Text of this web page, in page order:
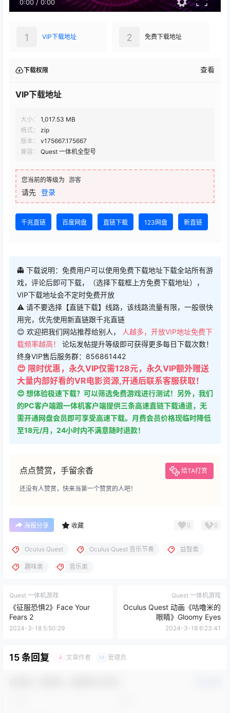
0:00 / 0:00
VIP下载地址
1 免费下载地址
2
下载权限 查看
VIP下载地址
大小：
1,017.53 MB
格式：
zip
版本：
v175667.175667
兼容：
Quest 一体机全型号
您当前的等级为 游客
请先 登录
千兆直链 百度网盘 直链下载 123网盘 新直链
👻 下载说明：免费用户可以使用免费下载地址下载全站所有游
戏，评论后即可下载，（选择下载框上方免费下载地址），
VIP下载地址会不定时免费开放
⚠ 请不要选择【直链下载】线路，该线路流量有限，一般很快
用完，优先使用新直链跟千兆直链
😊 欢迎把我们网站推荐给别人，
人越多，开放VIP地址免费下
载频率越高！ 论坛发帖提升等级即可获得更多每日下载次数！
终身VIP售后服务群：856861442
😍 限时优惠，永久VIP仅需128元，永久VIP额外赠送
大量内部好看的VR电影资源,开通后联系客服获取！
😍 想体验极速下载？可以筛选免费游戏进行测试！另外，我们
的PC客户端跟一体机客户端提供三条高速直链下载通道，无
需开通网盘会员即可享受高速下载。月费会员价格现临时降低
至18元/月，24小时内不满意随时退款！
点点赞赏，手留余香 给TA打赏
还没有人赞赏，快来当第一个赞赏的人吧！
海报分享 收藏 0 0
Oculus Quest Oculus Quest 音乐节奏 益智类
趣味类 音乐类
Quest 一体机游戏
《征服恐惧2》Face Your
Fears 2
2024-3-18 5:50:29
Quest 一体机游戏
Oculus Quest 动画《咕噜米的
眼睛》Gloomy Eyes
2024-3-18 6:23:41
15 条回复 A 文章作者 M 管理员